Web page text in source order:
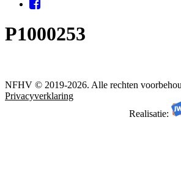
P1000253
NFHV © 2019-2026. Alle rechten
Privacyverklaring
Realisatie: